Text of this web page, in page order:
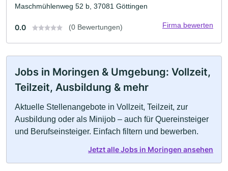
Maschmühlenweg 52 b, 37081 Göttingen
0.0 (0 Bewertungen) Firma bewerten
Jobs in Moringen & Umgebung: Vollzeit,
Teilzeit, Ausbildung & mehr
Aktuelle Stellenangebote in Vollzeit, Teilzeit, zur
Ausbildung oder als Minijob – auch für Quereinsteiger
und Berufseinsteiger. Einfach filtern und bewerben.
Jetzt alle Jobs in Moringen ansehen